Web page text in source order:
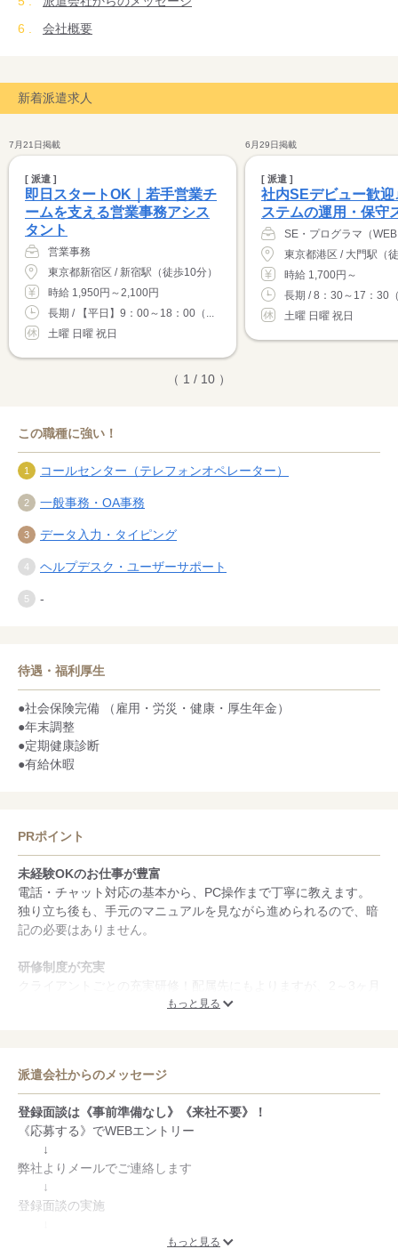
会社概要
新着派遣求人
7月21日掲載
[ 派遣 ]
即日スタートOK｜若手営業チ
ームを支える営業事務アシス
タント
営業事務
東京都新宿区 / 新宿駅（徒歩10分）
時給 1,950円～2,100円
長期 / 【平日】9：00～18：00（...
土曜 日曜 祝日
6月29日掲載
[ 派遣 ]
社内SEデビュー歓迎
ステムの運用・保守
東京都港区 / 大門駅（
時給 1,700円～
長期 / 8：30～17：30
土曜 日曜 祝日
（ 1 / 10 ）
この職種に強い！
コールセンター（テレフォンオペレーター）
一般事務・OA事務
データ入力・タイピング
ヘルプデスク・ユーザーサポート
-
待遇・福利厚生
●社会保険完備 （雇用・労災・健康・厚生年金）
●年末調整
●定期健康診断
●有給休暇
PRポイント
未経験OKのお仕事が豊富
電話・チャット対応の基本から、PC操作まで丁寧に教えます。
独り立ち後も、手元のマニュアルを見ながら進められるので、暗
記の必要はありません。
研修制度が充実
の研修を実施。商品やサービスの知識から、敬語や対応マナーま
あなたがやりたい事、悩んでいる事、叶えたい夢、なんでもお聞
かせください。登録に来て良かったと言っていただけるように、
バックアップさせていただきます。
もっと見る
派遣会社からのメッセージ
登録面談は《事前準備なし》《来社不要》！
《応募する》でWEBエントリー
↓
弊社よりメールでご連絡します
↓
登録面談の実施
もっと見る